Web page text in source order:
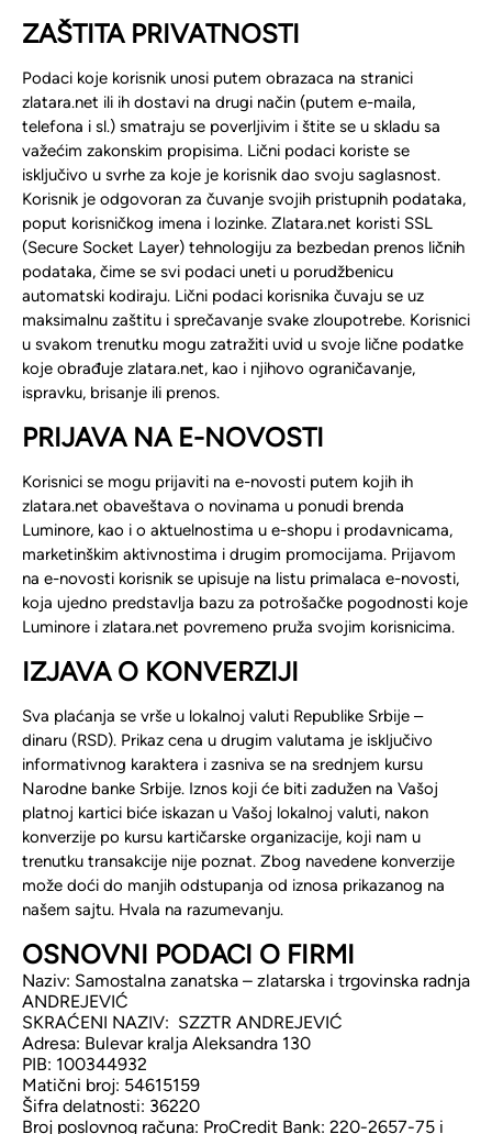
ZAŠTITA PRIVATNOSTI
Podaci koje korisnik unosi putem obrazaca na stranici
zlatara.net ili ih dostavi na drugi način (putem e-maila,
telefona i sl.) smatraju se poverljivim i štite se u skladu sa
važećim zakonskim propisima. Lični podaci koriste se
isključivo u svrhe za koje je korisnik dao svoju saglasnost.
Korisnik je odgovoran za čuvanje svojih pristupnih podataka,
poput korisničkog imena i lozinke. Zlatara.net koristi SSL
(Secure Socket Layer) tehnologiju za bezbedan prenos ličnih
podataka, čime se svi podaci uneti u porudžbenicu
automatski kodiraju. Lični podaci korisnika čuvaju se uz
maksimalnu zaštitu i sprečavanje svake zloupotrebe. Korisnici
u svakom trenutku mogu zatražiti uvid u svoje lične podatke
koje obrađuje zlatara.net, kao i njihovo ograničavanje,
ispravku, brisanje ili prenos.
PRIJAVA NA E-NOVOSTI
Korisnici se mogu prijaviti na e-novosti putem kojih ih
zlatara.net obaveštava o novinama u ponudi brenda
Luminore, kao i o aktuelnostima u e-shopu i prodavnicama,
marketinškim aktivnostima i drugim promocijama. Prijavom
na e-novosti korisnik se upisuje na listu primalaca e-novosti,
koja ujedno predstavlja bazu za potrošačke pogodnosti koje
Luminore i zlatara.net povremeno pruža svojim korisnicima.
IZJAVA O KONVERZIJI
Sva plaćanja se vrše u lokalnoj valuti Republike Srbije –
dinaru (RSD). Prikaz cena u drugim valutama je isključivo
informativnog karaktera i zasniva se na srednjem kursu
Narodne banke Srbije. Iznos koji će biti zadužen na Vašoj
platnoj kartici biće iskazan u Vašoj lokalnoj valuti, nakon
konverzije po kursu kartičarske organizacije, koji nam u
trenutku transakcije nije poznat. Zbog navedene konverzije
može doći do manjih odstupanja od iznosa prikazanog na
našem sajtu. Hvala na razumevanju.
OSNOVNI PODACI O FIRMI
Naziv: Samostalna zanatska – zlatarska i trgovinska radnja
ANDREJEVIĆ
SKRAĆENI NAZIV: SZZTR ANDREJEVIĆ
Adresa: Bulevar kralja Aleksandra 130
PIB: 100344932
Matični broj: 54615159
Šifra delatnosti: 36220
Broj poslovnog računa: ProCredit Bank: 220-2657-75 i